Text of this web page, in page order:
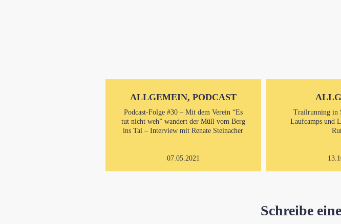
ALLGEMEIN, PODCAST
Podcast-Folge #30 – Mit dem Verein “Es
tut nicht weh” wandert der Müll vom Berg
ins Tal – Interview mit Renate Steinacher
07.05.2021
Trailrunning in
Laufcamps und
Schreibe